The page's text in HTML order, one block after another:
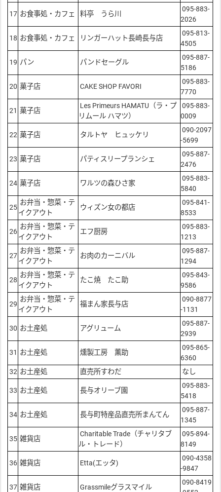
17 お食事処・カフェ 料亭 うら川
095-883-
2026
18 お食事処・カフェ リンガーハット長崎長与店
095-813-
4505
19 パン パンドセーグル
095-887-
5186
20 菓子店 CAKE SHOP FAVORI
095-883-
7770
21 菓子店
Les Primeurs HAMATU（ラ・プ
リムール ハマツ）
095-883-
0009
22 菓子店 タルトヤ ヒュッケリ
090-2097
-5699
23 菓子店 パティスリープランシェ
095-887-
2476
24 菓子店 ワルツの森ひさ家
095-883-
5840
25
お弁当・惣菜・テ
イクアウト
ウィズン女の都店
095-841-
8533
26
お弁当・惣菜・テ
イクアウト
エフ厨房
095-883-
1213
27
お弁当・惣菜・テ
イクアウト
お肉のカーニバル
095-887-
1294
28
お弁当・惣菜・テ
イクアウト
たこ焼 たこ助
095-843-
9586
29
お弁当・惣菜・テ
イクアウト
福まん家長与店
090-8877
-1131
30 お土産処 アグリューム
095-887-
2939
31 お土産処 燻製工房 薫助
095-865-
6360
32 お土産処 直売所すわだ なし
33 お土産処 長与オリーブ園
095-883-
5418
34 お土産処 長与町特産品直売所まんてん
095-887-
1345
35 雑貨店
Charitable Trade（チャリタブ
ル・トレード）
095-894-
8149
36 雑貨店 Etta(エッタ)
090-4358
-9847
37 雑貨店 Grassmileグラスマイル
090-8419